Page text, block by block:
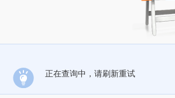
正在查询中，请刷新重试